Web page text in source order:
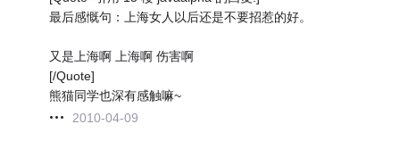
最后感慨句：上海女人以后还是不要招惹的好。
又是上海啊 上海啊 伤害啊
[/Quote]
熊猫同学也深有感触嘛~
2010-04-09